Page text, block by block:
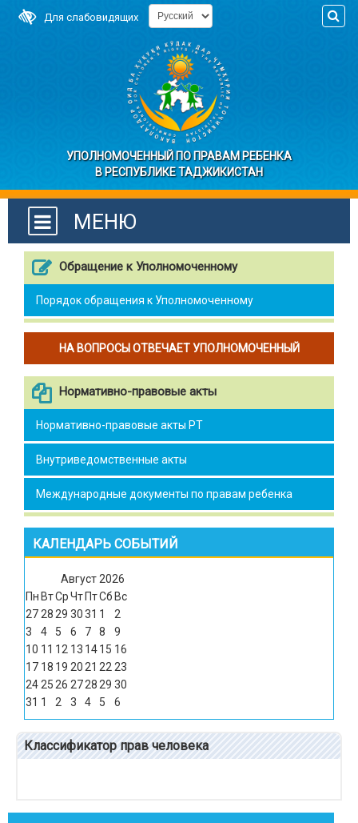
Для слабовидящих
УПОЛНОМОЧЕННЫЙ ПО ПРАВАМ РЕБЕНКА
В РЕСПУБЛИКЕ ТАДЖИКИСТАН
МЕНЮ
Обращение к Уполномоченному
Порядок обращения к Уполномоченному
НА ВОПРОСЫ ОТВЕЧАЕТ УПОЛНОМОЧЕННЫЙ
Нормативно-правовые акты
Нормативно-правовые акты РТ
Внутриведомственные акты
Международные документы по правам ребенка
КАЛЕНДАРЬ СОБЫТИЙ
Август2026
Пн ВтСрЧт ПтСб Вс
272829 3031 1
2
3
4 5 6 7 8
9
10 11 12 13 1415 16
17 18 19 2021 2223
242526 272829 30
31 1 2 3 4 5 6
Классификатор прав человека